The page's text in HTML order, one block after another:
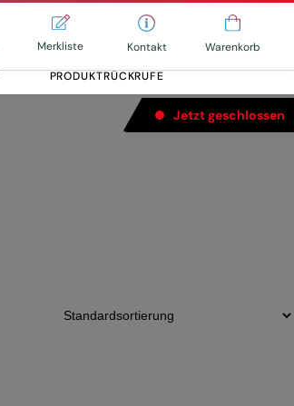
Merkliste Kontakt
Warenkorb
PRODUKTRÜCKRUFE
Jetzt geschlossen